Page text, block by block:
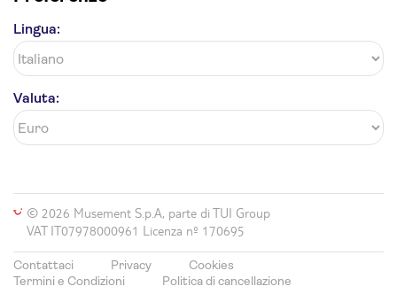
Kempinski Hotel San Lawrenz
Quaint Boutique Nadur
Lingua:
Valuta:
© 2026 Musement S.p.A, parte di TUI Group
VAT IT07978000961 Licenza nº 170695
Contattaci Privacy
Cookies
Termini e Condizioni
Politica di cancellazione